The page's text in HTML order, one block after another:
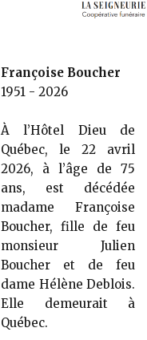
Françoise Boucher
1951 - 2026
À l’Hôtel Dieu de
Québec, le 22 avril
2026, à l’âge de 75
ans, est décédée
madame Françoise
Boucher, fille de feu
monsieur Julien
Boucher et de feu
dame Hélène Deblois.
Elle demeurait à
Québec.